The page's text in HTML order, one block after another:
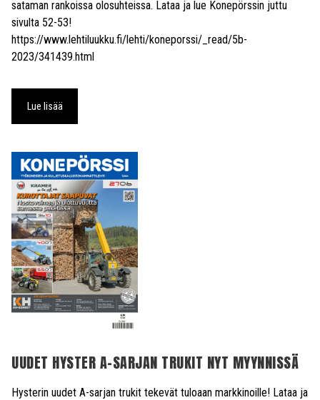
sataman rankoissa olosuhteissa. Lataa ja lue Konepörssin juttu
sivulta 52-53!
https://www.lehtiluukku.fi/lehti/koneporssi/_read/5b-
2023/341439.html
Lue lisää
UUDET HYSTER A-SARJAN TRUKIT NYT MYYNNISSÄ
Hysterin uudet A-sarjan trukit tekevät tuloaan markkinoille! Lataa ja